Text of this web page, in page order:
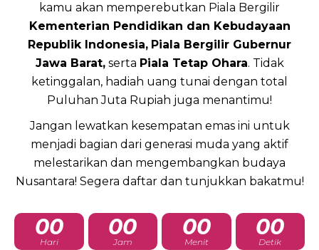
kamu akan memperebutkan Piala Bergilir
Kementerian Pendidikan dan Kebudayaan
Republik Indonesia, Piala Bergilir Gubernur
Jawa Barat,serta Piala Tetap Ohara. Tidak
ketinggalan, hadiah uang tunai dengan total
Puluhan Juta Rupiah juga menantimu!
Jangan lewatkan kesempatan emas ini untuk
menjadi bagian dari generasi muda yang aktif
melestarikan dan mengembangkan budaya
Nusantara! Segera daftar dan tunjukkan bakatmu!
00
Hari
00
Jam
00
Menit
00
Detik